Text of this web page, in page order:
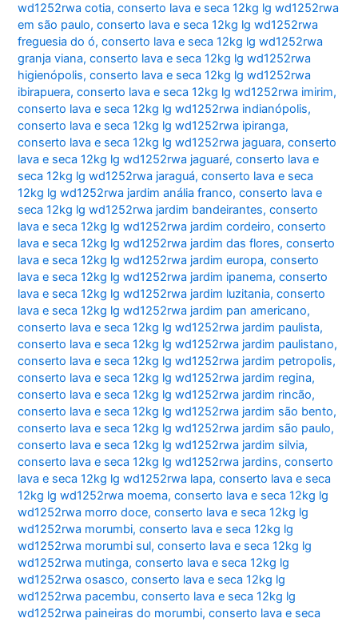
wd1252rwa cotia,conserto lava e seca 12kg lg wd1252rwa
em são paulo,conserto lava e seca 12kg lg wd1252rwa
freguesia do ó,conserto lava e seca 12kg lg wd1252rwa
granja viana,conserto lava e seca 12kg lg wd1252rwa
higienópolis,conserto lava e seca 12kg lg wd1252rwa
ibirapuera,conserto lava e seca 12kg lg wd1252rwa imirim,
conserto lava e seca 12kg lg wd1252rwa indianópolis,
conserto lava e seca 12kg lg wd1252rwa ipiranga,
conserto lava e seca 12kg lg wd1252rwa jaguara,conserto
lava e seca 12kg lg wd1252rwa jaguaré,conserto lava e
seca 12kg lg wd1252rwa jaraguá,conserto lava e seca
12kg lg wd1252rwa jardim anália franco,conserto lava e
seca 12kg lg wd1252rwa jardim bandeirantes,conserto
lava e seca 12kg lg wd1252rwa jardim cordeiro,conserto
lava e seca 12kg lg wd1252rwa jardim das flores,conserto
lava e seca 12kg lg wd1252rwa jardim europa,conserto
lava e seca 12kg lg wd1252rwa jardim ipanema,conserto
lava e seca 12kg lg wd1252rwa jardim luzitania,conserto
lava e seca 12kg lg wd1252rwa jardim pan americano,
conserto lava e seca 12kg lg wd1252rwa jardim paulista,
conserto lava e seca 12kg lg wd1252rwa jardim paulistano,
conserto lava e seca 12kg lg wd1252rwa jardim petropolis,
conserto lava e seca 12kg lg wd1252rwa jardim regina,
conserto lava e seca 12kg lg wd1252rwa jardim rincão,
conserto lava e seca 12kg lg wd1252rwa jardim são bento,
conserto lava e seca 12kg lg wd1252rwa jardim são paulo,
conserto lava e seca 12kg lg wd1252rwa jardim silvia,
conserto lava e seca 12kg lg wd1252rwa jardins,conserto
lava e seca 12kg lg wd1252rwa lapa,conserto lava e seca
12kg lg wd1252rwa moema,conserto lava e seca 12kg lg
wd1252rwa morro doce,conserto lava e seca 12kg lg
wd1252rwa morumbi,conserto lava e seca 12kg lg
wd1252rwa morumbi sul,conserto lava e seca 12kg lg
wd1252rwa mutinga,conserto lava e seca 12kg lg
wd1252rwa osasco,conserto lava e seca 12kg lg
wd1252rwa pacembu,conserto lava e seca 12kg lg
wd1252rwa paineiras do morumbi,conserto lava e seca